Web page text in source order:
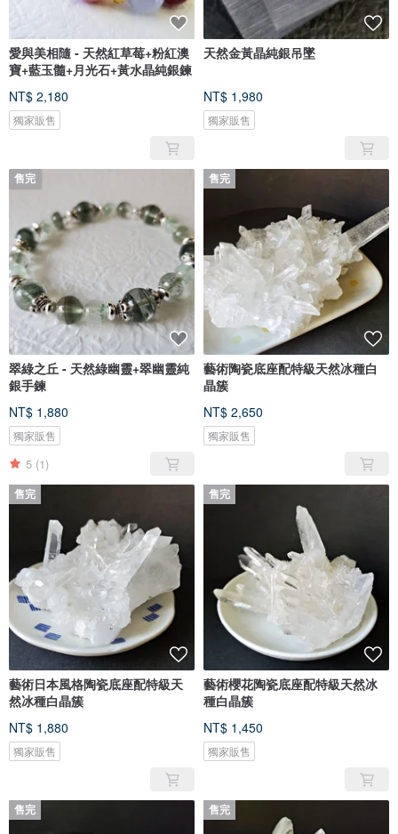
愛與美相隨 - 天然紅草莓+粉紅澳
寶+藍玉髓+月光石+黃水晶純銀鍊
NT$ 2,180
獨家販售
天然金黃晶純銀吊墜
NT$ 1,980
獨家販售
售完
翠綠之丘 - 天然綠幽靈+翠幽靈純
銀手鍊
NT$ 1,880
獨家販售
5 (1)
售完
藝術陶瓷底座配特級天然冰種白
晶簇
NT$ 2,650
獨家販售
售完
藝術日本風格陶瓷底座配特級天
然冰種白晶簇
NT$ 1,880
獨家販售
售完
藝術櫻花陶瓷底座配特級天然冰
種白晶簇
NT$ 1,450
獨家販售
售完 售完